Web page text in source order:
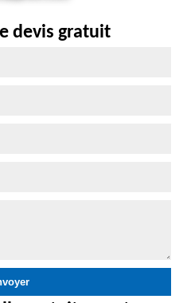
devis gratuit